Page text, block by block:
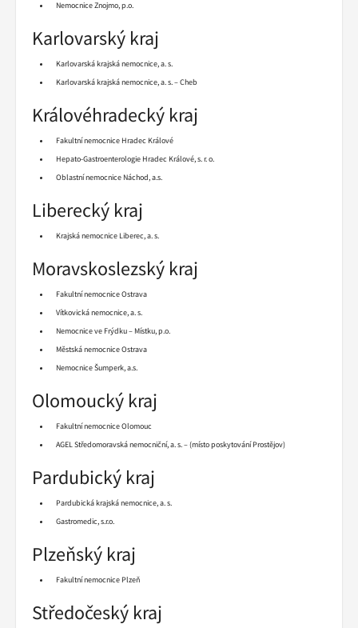
Nemocnice Znojmo, p.o.
Karlovarský kraj
Karlovarská krajská nemocnice, a. s.
Karlovarská krajská nemocnice, a. s. – Cheb
Královéhradecký kraj
Fakultní nemocnice Hradec Králové
Hepato-Gastroenterologie Hradec Králové, s. r. o.
Oblastní nemocnice Náchod, a.s.
Liberecký kraj
Krajská nemocnice Liberec, a. s.
Moravskoslezský kraj
Fakultní nemocnice Ostrava
Vítkovická nemocnice, a. s.
Nemocnice ve Frýdku – Místku, p.o.
Městská nemocnice Ostrava
Nemocnice Šumperk, a.s.
Olomoucký kraj
Fakultní nemocnice Olomouc
AGEL Středomoravská nemocniční, a. s. – (místo poskytování Prostějov)
Pardubický kraj
Pardubická krajská nemocnice, a. s.
Gastromedic, s.r.o.
Plzeňský kraj
Fakultní nemocnice Plzeň
Středočeský kraj